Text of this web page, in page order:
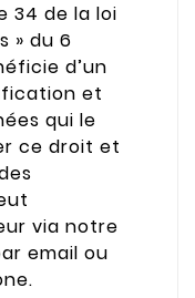
34 de la loi
» du 6
d’un
et
qui le
ce droit et
via notre
email ou